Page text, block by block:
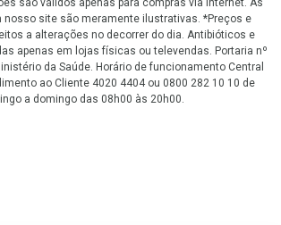
site são meramente ilustrativas. *Preços e
a alterações no decorrer do dia. Antibióticos e
apenas em lojas físicas ou televendas. Portaria nº
da Saúde. Horário de funcionamento Central
ao Cliente 4020 4404 ou 0800 282 10 10 de
a domingo das 08h00 às 20h00.